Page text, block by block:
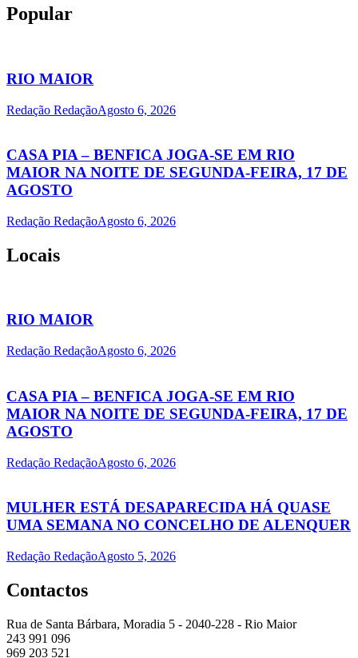
Popular
RIO MAIOR
Redação RedaçãoAgosto 6, 2026
CASA PIA – BENFICA JOGA-SE EM RIO
MAIOR NA NOITE DE SEGUNDA-FEIRA, 17 DE
AGOSTO
Redação RedaçãoAgosto 6, 2026
Locais
RIO MAIOR
Redação RedaçãoAgosto 6, 2026
CASA PIA – BENFICA JOGA-SE EM RIO
MAIOR NA NOITE DE SEGUNDA-FEIRA, 17 DE
AGOSTO
Redação RedaçãoAgosto 6, 2026
MULHER ESTÁ DESAPARECIDA HÁ QUASE
UMA SEMANA NO CONCELHO DE ALENQUER
Redação RedaçãoAgosto 5, 2026
Contactos
Rua de Santa Bárbara, Moradia 5 - 2040-228 - Rio Maior
243 991 096
969 203 521